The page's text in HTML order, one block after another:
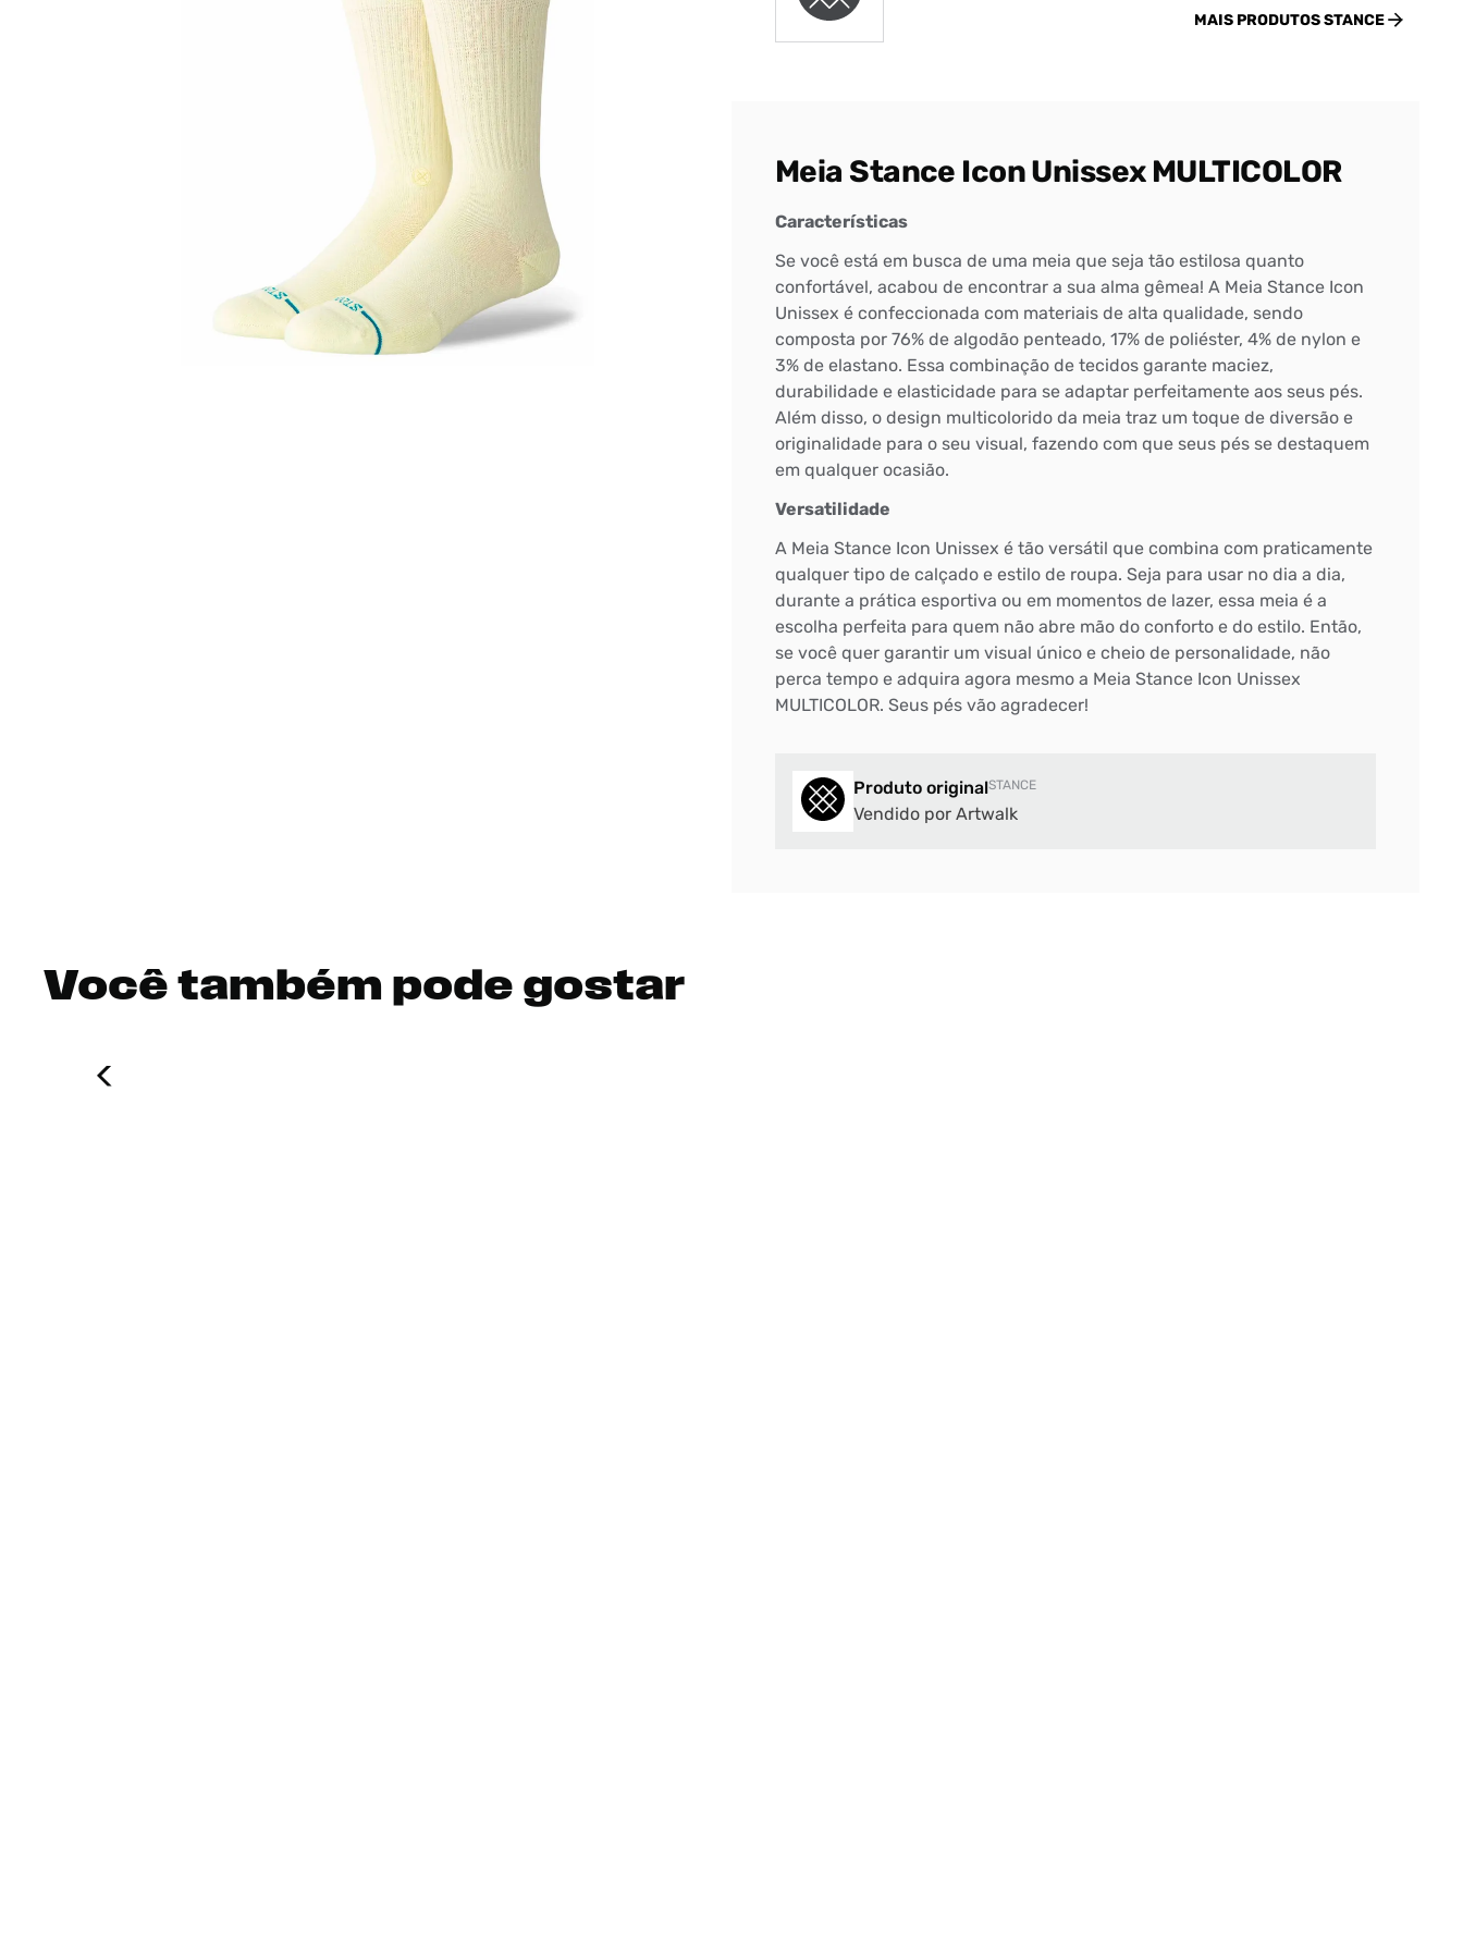
Bem-Vindo à artwalk
Para ter uma melhor experiência de compra, insira seu CEP
e veja a seleção de produtos disponíveis para sua região
BUSCAR
MAIS PRODUTOSSTANCE
Meia Stance Icon Unissex MULTICOLOR
Características
Se você está em busca de uma meia que seja tão estilosa quanto
confortável, acabou de encontrar a sua alma gêmea! A Meia Stance Icon
Unissex é confeccionada com materiais de alta qualidade, sendo
composta por 76% de algodão penteado, 17% de poliéster, 4% de nylon e
3% de elastano. Essa combinação de tecidos garante maciez,
durabilidade e elasticidade para se adaptar perfeitamente aos seus pés.
Além disso, o design multicolorido da meia traz um toque de diversão e
originalidade para o seu visual, fazendo com que seus pés se destaquem
em qualquer ocasião.
Versatilidade
A Meia Stance Icon Unissex é tão versátil que combina com praticamente
qualquer tipo de calçado e estilo de roupa. Seja para usar no dia a dia,
durante a prática esportiva ou em momentos de lazer, essa meia é a
escolha perfeita para quem não abre mão do conforto e do estilo. Então,
se você quer garantir um visual único e cheio de personalidade, não
perca tempo e adquira agora mesmo a Meia Stance Icon Unissex
MULTICOLOR. Seus pés vão agradecer!
Produto originalSTANCE
Vendido por Artwalk
Você também pode gostar